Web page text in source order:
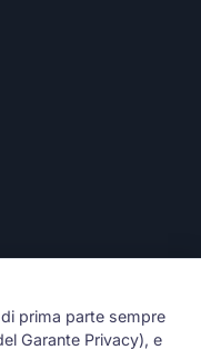
prima parte sempre
Garante Privacy), e